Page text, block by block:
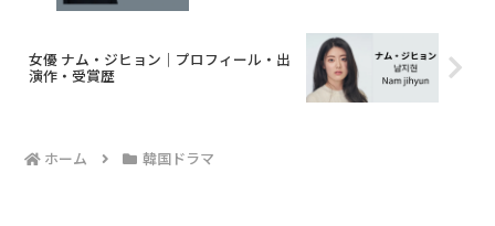
女優 ナム・ジヒョン｜プロフィール・出
演作・受賞歴
ホーム 韓国ドラマ